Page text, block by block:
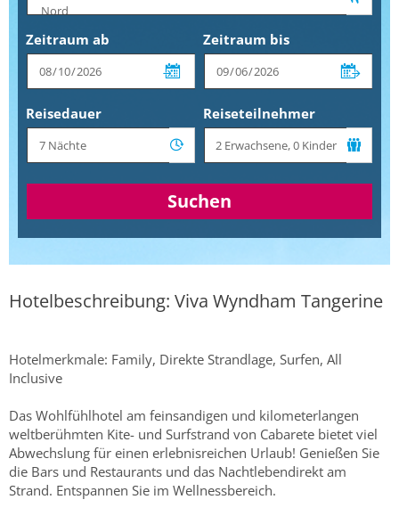
Zeitraum ab Zeitraum bis
Reisedauer Reiseteilnehmer
Suchen
Hotelbeschreibung: Viva Wyndham Tangerine
Hotelmerkmale: Family, Direkte Strandlage, Surfen, All
Inclusive
Das Wohlfühlhotel am feinsandigen und kilometerlangen
weltberühmten Kite- und Surfstrand von Cabarete bietet viel
Abwechslung für einen erlebnisreichen Urlaub! Genießen Sie
die Bars und Restaurants und das Nachtlebendirekt am
Strand. Entspannen Sie im Wellnessbereich.